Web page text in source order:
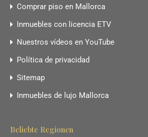
Comprar piso en Mallorca
Inmuebles con licencia ETV
Nuestros vídeos en YouTube
Política de privacidad
Sitemap
Inmuebles de lujo Mallorca
Beliebte Regionen